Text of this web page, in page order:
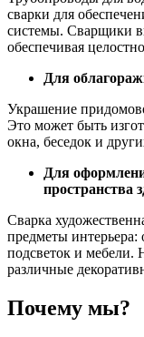
сварки для
системы. Сварщики
обеспечивая
Для
Украшение
Это может быть
окна, беседок и
Для
пространства
Сварка
предметы интерьера:
подсветок и мебели.
различные
Почему мы?